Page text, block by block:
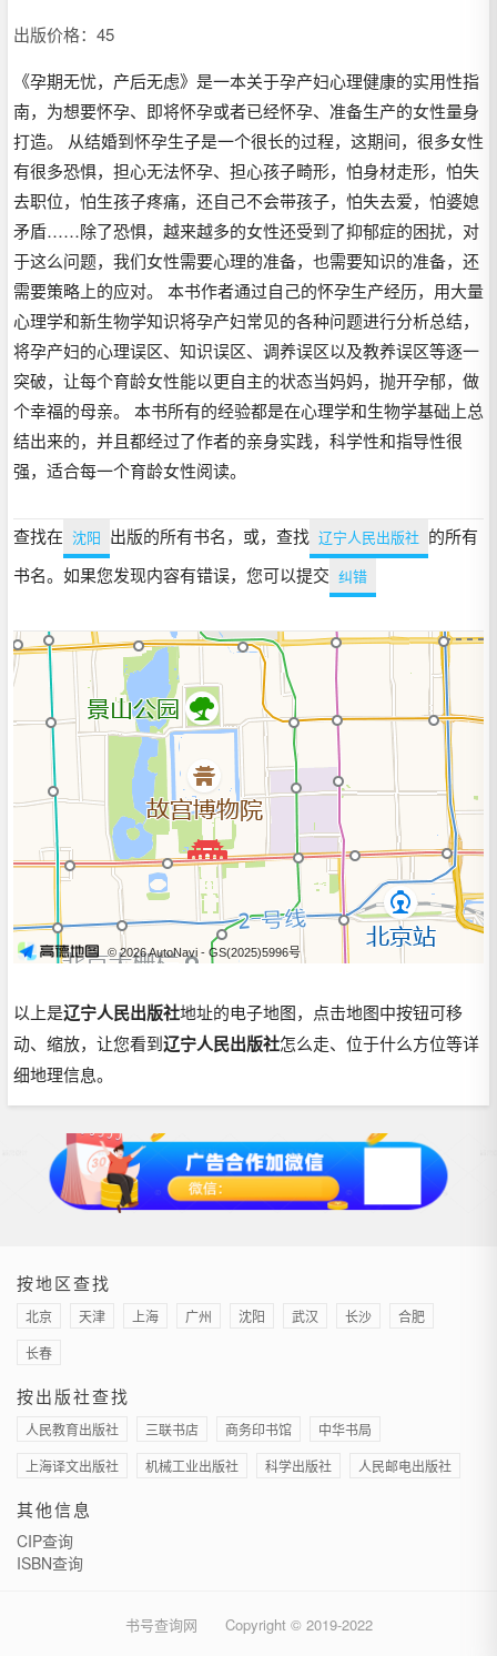
出版价格：45
《孕期无忧，产后无虑》是一本关于孕产妇心理健康的实用性指
南，为想要怀孕、即将怀孕或者已经怀孕、准备生产的女性量身
打造。 从结婚到怀孕生子是一个很长的过程，这期间，很多女性
有很多恐惧，担心无法怀孕、担心孩子畸形，怕身材走形，怕失
去职位，怕生孩子疼痛，还自己不会带孩子，怕失去爱，怕婆媳
矛盾……除了恐惧，越来越多的女性还受到了抑郁症的困扰，对
于这么问题，我们女性需要心理的准备，也需要知识的准备，还
需要策略上的应对。 本书作者通过自己的怀孕生产经历，用大量
心理学和新生物学知识将孕产妇常见的各种问题进行分析总结，
将孕产妇的心理误区、知识误区、调养误区以及教养误区等逐一
突破，让每个育龄女性能以更自主的状态当妈妈，抛开孕郁，做
个幸福的母亲。 本书所有的经验都是在心理学和生物学基础上总
结出来的，并且都经过了作者的亲身实践，科学性和指导性很
强，适合每一个育龄女性阅读。
查找在 沈阳 出版的所有书名，或，查找 辽宁人民出版社 的所有
书名。如果您发现内容有错误，您可以提交 纠错
© 2026 AutoNavi - GS(2025)5996号
以上是辽宁人民出版社地址的电子地图，点击地图中按钮可移
动、缩放，让您看到辽宁人民出版社怎么走、位于什么方位等详
细地理信息。
按地区查找
北京 天津 上海 广州 沈阳 武汉 长沙
合肥
长春
按出版社查找
人民教育出版社 三联书店 商务印书馆
中华书局
上海译文出版社
机械工业出版社 科学出版社 人民邮电出版社
其他信息
CIP查询
ISBN查询
书号查询网 Copyright © 2019-2022